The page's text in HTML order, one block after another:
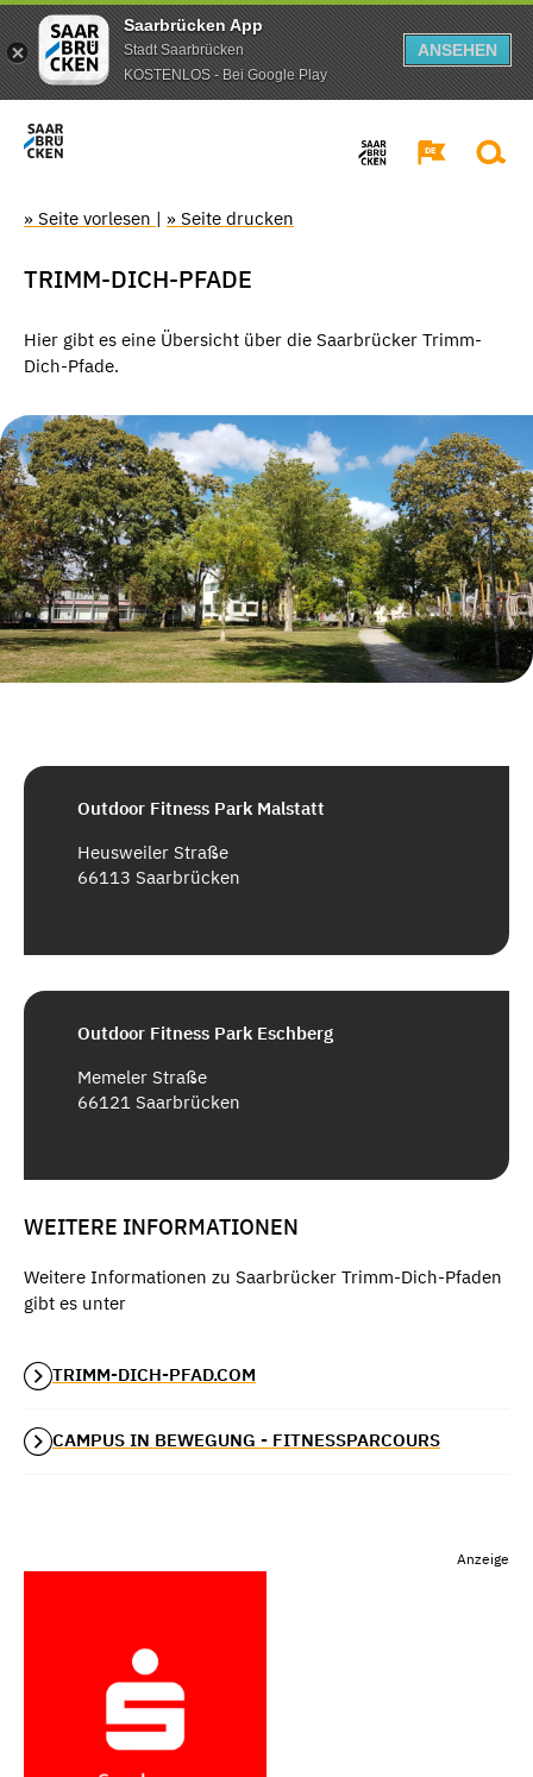
Saarbrücken App
Stadt Saarbrücken
KOSTENLOS - Bei Google Play
ANSEHEN
» Seite vorlesen | » Seite drucken
TRIMM-DICH-PFADE
Hier gibt es eine Übersicht über die Saarbrücker Trimm-
Dich-Pfade.
Outdoor Fitness Park Malstatt
Heusweiler Straße
66113 Saarbrücken
Outdoor Fitness Park Eschberg
Memeler Straße
66121 Saarbrücken
WEITERE INFORMATIONEN
Weitere Informationen zu Saarbrücker Trimm-Dich-Pfaden
gibt es unter
TRIMM-DICH-PFAD.COM
CAMPUS IN BEWEGUNG - FITNESSPARCOURS
Anzeige